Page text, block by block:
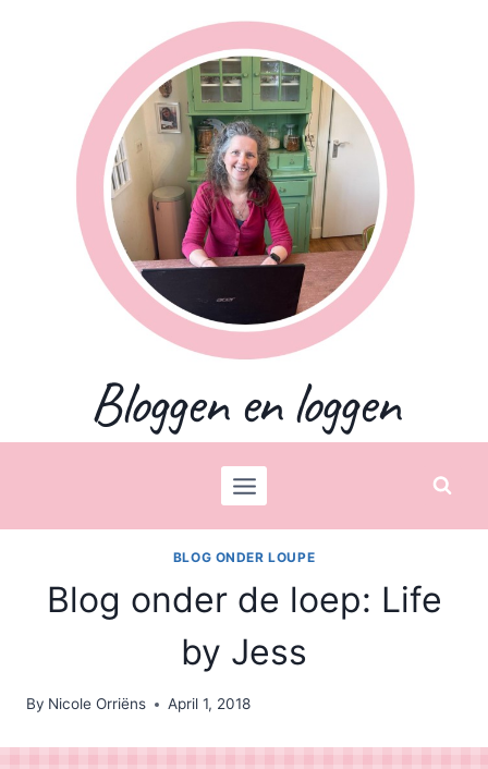
Bloggen en loggen
BLOG ONDER LOUPE
Blog onder de loep: Life
by Jess
By Nicole Orriëns April 1, 2018